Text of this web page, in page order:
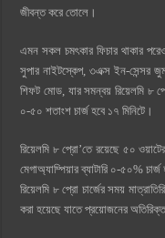
জীবন্ত করে তোলে।
এমন সকল চমৎকার ফিচার থাকার
সুপার নাইটস্কেপ, ৩এক্স ইন-সেন্সর জুম,
শিফট মোড, যার সমন্বয় রিয়েলমি ৮
০-৫০ শতাংশ চার্জ হবে ১৭ মিনিটে।
রিয়েলমি ৮ প্রো’তে রয়েছে ৫০
মেগাঅ্যাম্পিয়ার ব্যাটারি ০-৫০%
রিয়েলমি ৮ প্রো চার্জের সময়
করা হয়েছে যাতে প্রয়োজনের